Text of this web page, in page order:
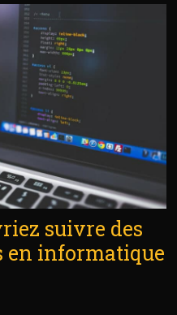
suivre des
en informatique